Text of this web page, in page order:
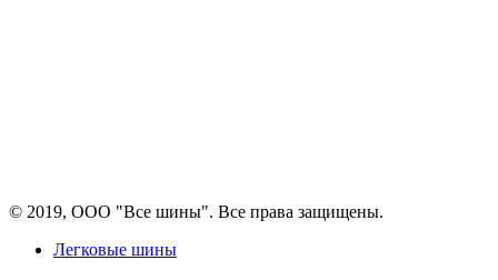
© 2019, ООО "Все шины". Все права защищены.
Легковые шины